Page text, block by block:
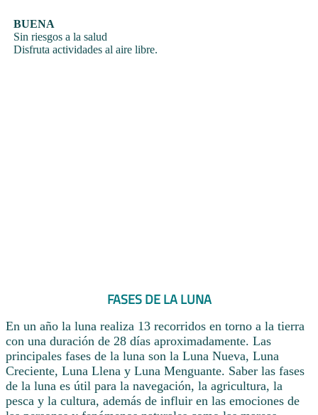
BUENA
Sin riesgos a la salud
Disfruta actividades al aire libre.
FASES DE LA LUNA
En un año la luna realiza 13 recorridos en torno a la tierra
con una duración de 28 días aproximadamente. Las
principales fases de la luna son la Luna Nueva, Luna
Creciente, Luna Llena y Luna Menguante. Saber las fases
de la luna es útil para la navegación, la agricultura, la
pesca y la cultura, además de influir en las emociones de